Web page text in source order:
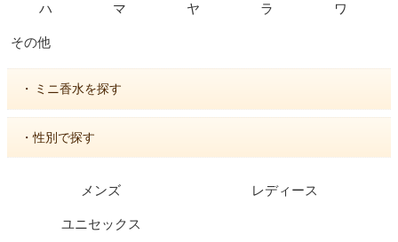
ハ マ ヤ ラ ワ
その他
・ ミニ香水を探す
・性別で探す
メンズ レディース
ユニセックス